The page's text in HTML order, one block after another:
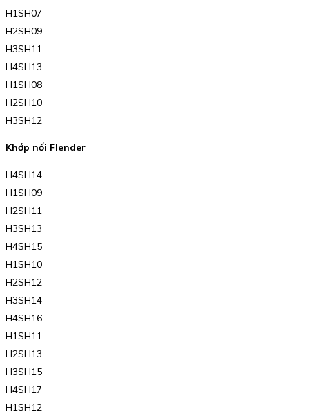
H1SH07
H2SH09
H3SH11
H4SH13
H1SH08
H2SH10
H3SH12
Khớp nối Flender
H4SH14
H1SH09
H2SH11
H3SH13
H4SH15
H1SH10
H2SH12
H3SH14
H4SH16
H1SH11
H2SH13
H3SH15
H4SH17
H1SH12